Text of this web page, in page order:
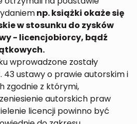
np. książki okaże się
w stosunku do zysków
- licencjobiorcy, bądź
wprowadzone zostały
43 ustawy o prawie autorskim i
zgodnie z którymi,
autorskich praw
licencji powinno być